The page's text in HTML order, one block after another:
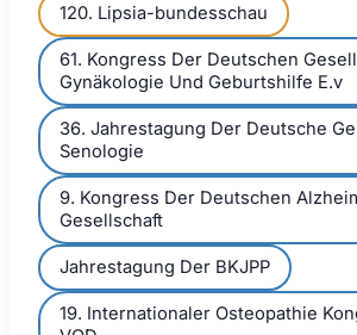
120. Lipsia-bundesschau
61. Kongress Der Deutschen
Gynäkologie Und Geburtshilfe E.v
36. Jahrestagung Der Deutsche
Senologie
9. Kongress Der Deutschen
Gesellschaft
Jahrestagung Der BKJPP
19. Internationaler Osteopathie